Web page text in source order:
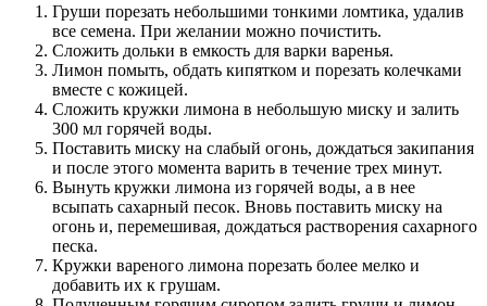
Груши порезать небольшими тонкими ломтика, удалив
все семена. При желании можно почистить.
Сложить дольки в емкость для варки варенья.
Лимон помыть, обдать кипятком и порезать колечками
вместе с кожицей.
Сложить кружки лимона в небольшую миску и залить
300 мл горячей воды.
Поставить миску на слабый огонь, дождаться закипания
и после этого момента варить в течение трех минут.
Вынуть кружки лимона из горячей воды, а в нее
всыпать сахарный песок. Вновь поставить миску на
огонь и, перемешивая, дождаться растворения сахарного
песка.
Кружки вареного лимона порезать более мелко и
добавить их к грушам.